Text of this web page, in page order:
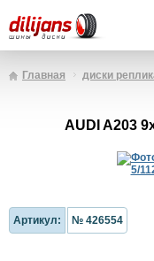
Главная диски
AUDI A203
Артикул: № 426554